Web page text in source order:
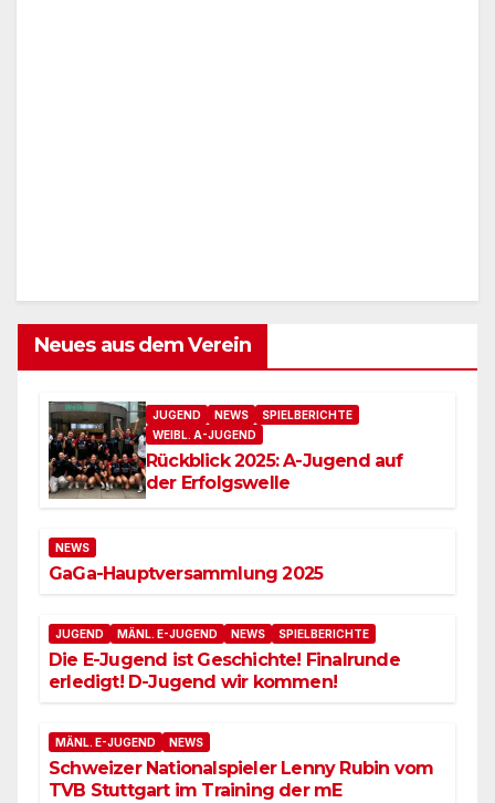
Neues aus dem Verein
JUGEND NEWS
SPIELBERICHTE
WEIBL. A-JUGEND
Rückblick 2025: A-Jugend auf
der Erfolgswelle
NEWS
GaGa-Hauptversammlung 2025
JUGEND MÄNL. E-JUGEND NEWS SPIELBERICHTE
Die E-Jugend ist Geschichte! Finalrunde
erledigt! D-Jugend wir kommen!
MÄNL. E-JUGEND NEWS
Schweizer Nationalspieler Lenny Rubin vom
TVB Stuttgart im Training der mE